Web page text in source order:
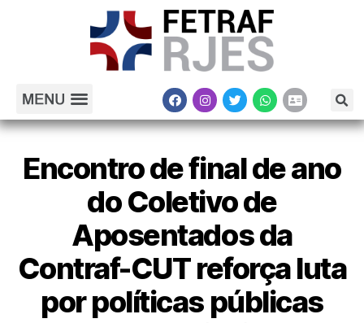
Encontro de final de ano
do Coletivo de
Aposentados da
Contraf-CUT reforça luta
por políticas públicas